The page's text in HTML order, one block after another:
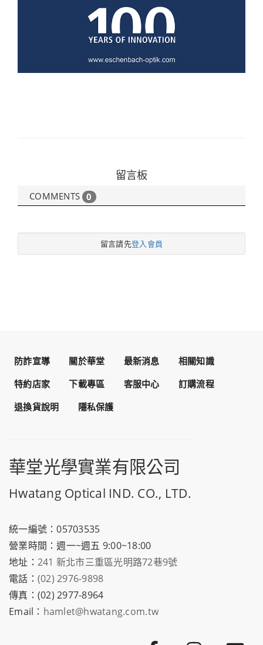
留言板
COMMENTS 0
留言請先登入會員
防詐宣導 關於華堂 最新消息
相關知識
特約店家
下載專區 客服中心
訂購流程
退換貨說明
隱私保護
華堂光學實業有限公司
Hwatang Optical IND. CO., LTD.
統一編號：05703535
營業時間：週一~週五 9:00~18:00
地址： 241 新北市三重區光明路72巷9號
電話： (02) 2976-9898
傳真：(02) 2977-8964
Email： hamlet@hwatang.com.tw